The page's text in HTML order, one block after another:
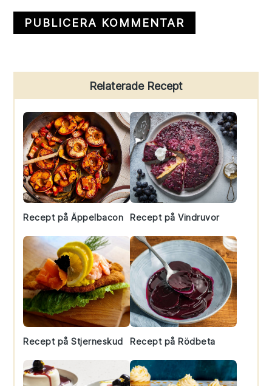
Sidebar
Relaterade Recept
Recept på Äppelbacon Recept på Vindruvor
Recept på Stjerneskud Recept på Rödbeta